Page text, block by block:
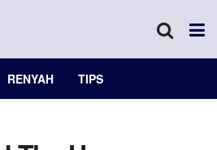
RENYAH TIPS